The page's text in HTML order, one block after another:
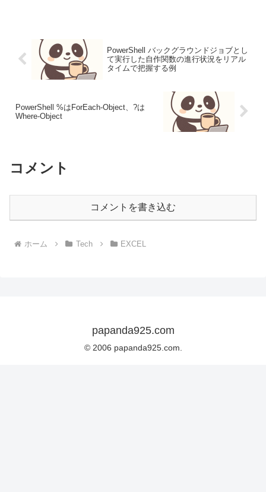
PowerShell バックグラウンドジョブとし
て実行した自作関数の進行状況をリアル
タイムで把握する例
PowerShell %はForEach-Object、?は
Where-Object
コメント
コメントを書き込む
ホーム Tech EXCEL
papanda925.com
© 2006 papanda925.com.